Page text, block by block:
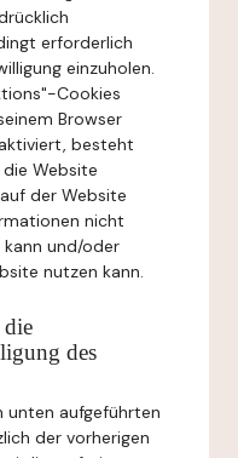
erforderlich
einzuholen.
Cookies
Browser
besteht
Website
der Website
nicht
und/oder
nutzen kann.
die
des
unten aufgeführten
der vorherigen